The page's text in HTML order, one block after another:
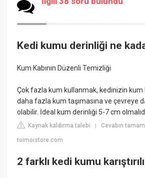
Kedi kumu derinliği ne
Kum Kabının Düzenli Temizliği
Çok fazla kum kullanmak, kedinizin kum
daha fazla kum taşımasına ve çevreye
olabilir. İdeal kum derinliği 5-7 cm
Kaynak kaldırma talebi |Cevabın
toimoistore.com
2 farklı kedi kumu